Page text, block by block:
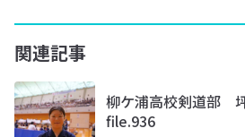
関連記事
柳ケ浦高校剣道部
file.936